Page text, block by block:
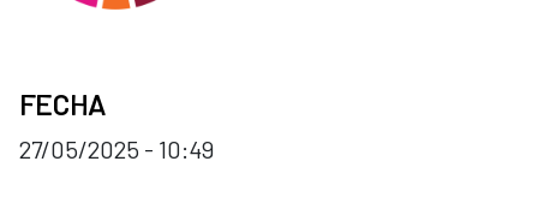
FECHA
27/05/2025 - 10:49